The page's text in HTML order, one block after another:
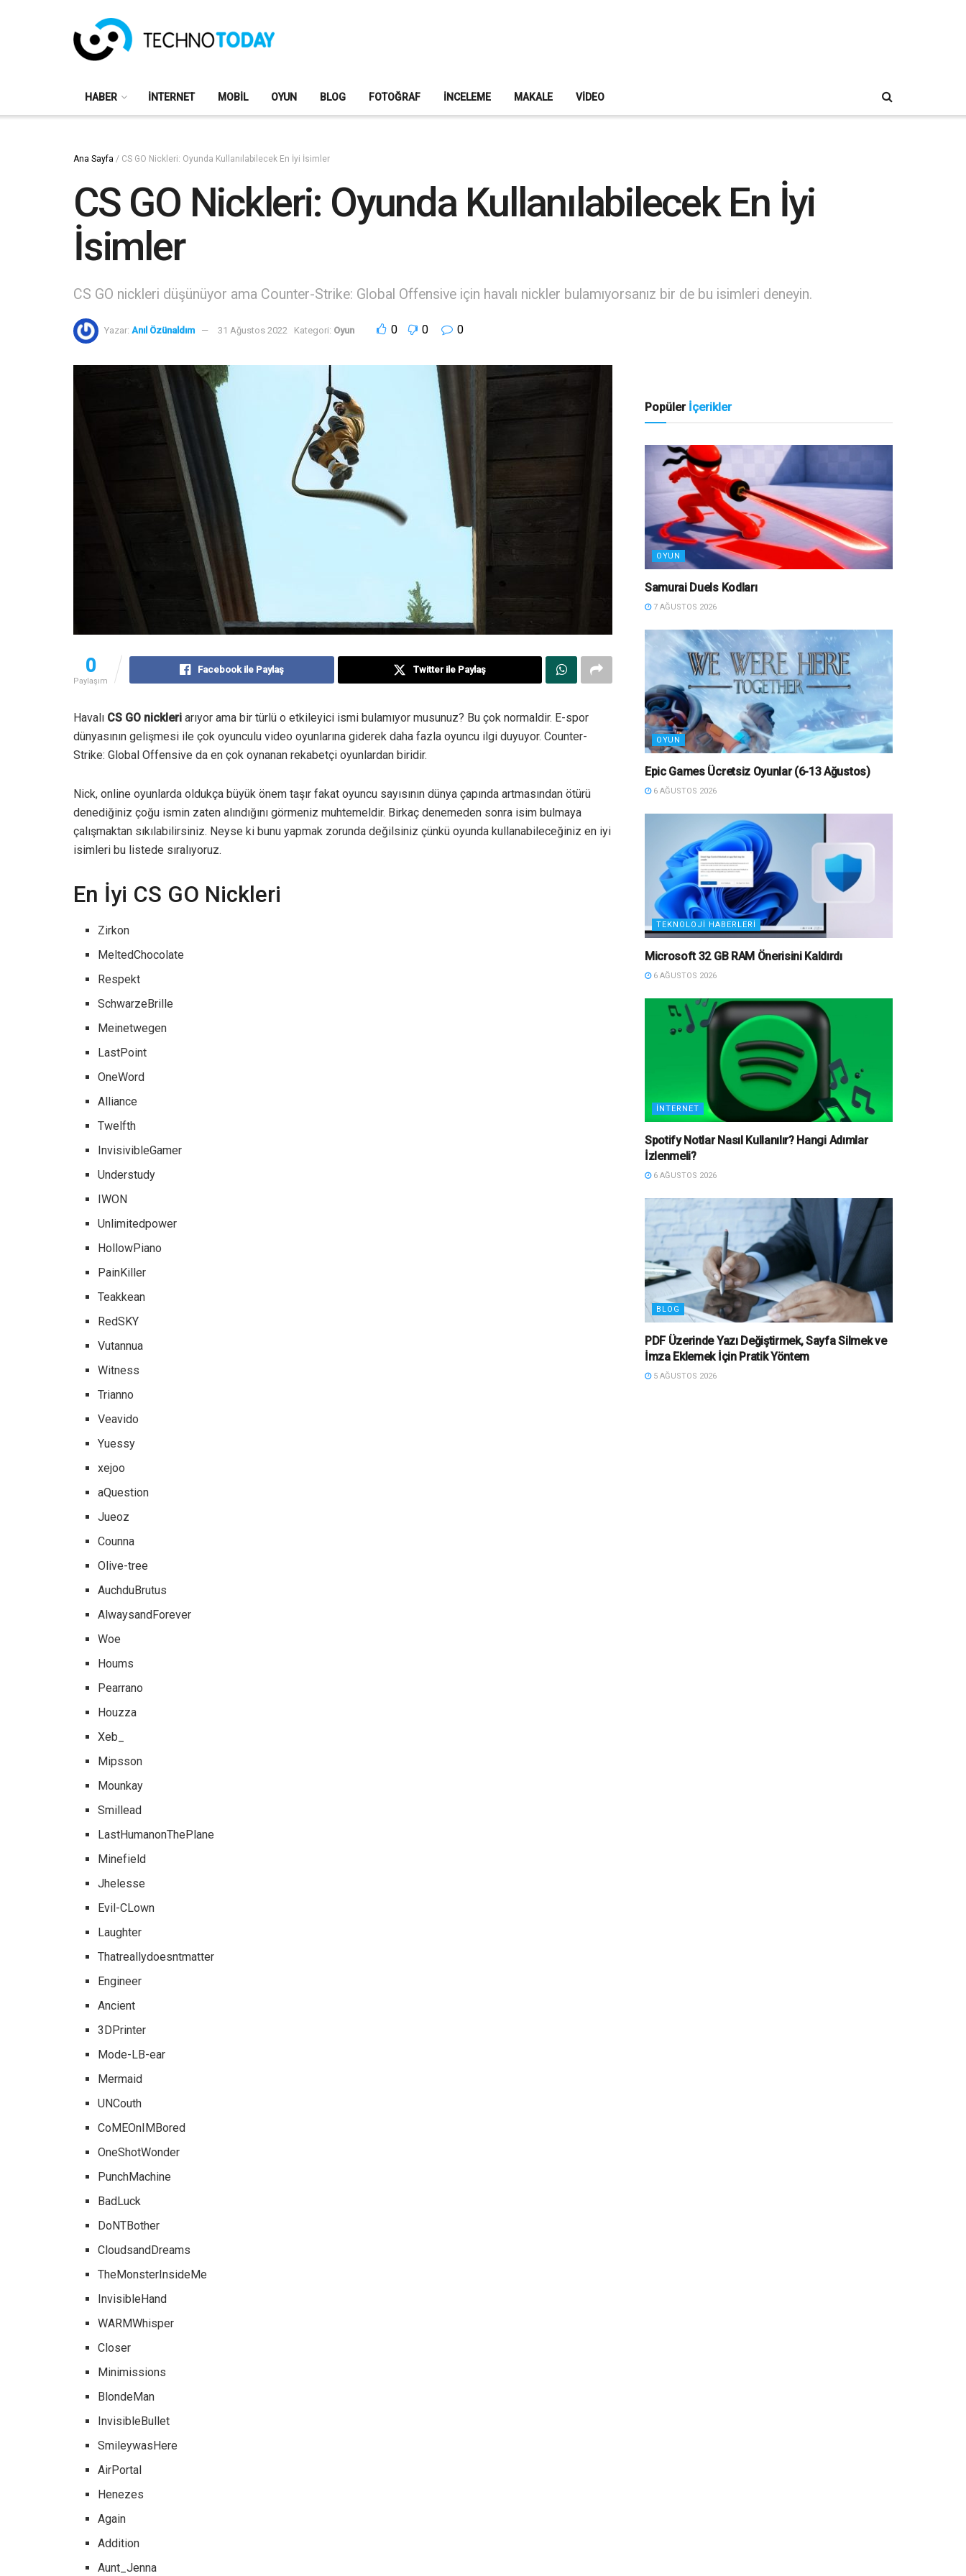
HABER İNTERNET MOBIL OYUN BLOG FOTOĞRAF İNCELEME MAKALE VIDEO
Ana Sayfa / CS GO Nickleri: Oyunda Kullanılabilecek En İyi İsimler
CS GO Nickleri: Oyunda Kullanılabilecek En İyi
İsimler
CS GO nickleri düşünüyor ama Counter-Strike: Global Offensive için havalı nickler bulamıyorsanız bir de bu isimleri deneyin.
Yazar: Anıl Özünaldım 31 Ağustos 2022 Kategori: Oyun 0 0 0
0
Paylaşım
Facebook ile Paylaş Twitter ile Paylaş
Havalı CS GO nickleri arıyor ama bir türlü o etkileyici ismi bulamıyor musunuz? Bu çok normaldir. E-spor
dünyasının gelişmesi ile çok oyunculu video oyunlarına giderek daha fazla oyuncu ilgi duyuyor. Counter-
Strike: Global Offensive da en çok oynanan rekabetçi oyunlardan biridir.
Nick, online oyunlarda oldukça büyük önem taşır fakat oyuncu sayısının dünya çapında artmasından ötürü
denediğiniz çoğu ismin zaten alındığını görmeniz muhtemeldir. Birkaç denemeden sonra isim bulmaya
çalışmaktan sıkılabilirsiniz. Neyse ki bunu yapmak zorunda değilsiniz çünkü oyunda kullanabileceğiniz en iyi
isimleri bu listede sıralıyoruz.
En İyi CS GO Nickleri
Zirkon
MeltedChocolate
Respekt
SchwarzeBrille
Meinetwegen
LastPoint
OneWord
Alliance
Twelfth
InvisivibleGamer
Understudy
IWON
Unlimitedpower
HollowPiano
PainKiller
Teakkean
RedSKY
Vutannua
Witness
Trianno
Veavido
Yuessy
xejoo
aQuestion
Jueoz
Counna
Olive-tree
AuchduBrutus
AlwaysandForever
Woe
Houms
Pearrano
Houzza
Xeb_
Mipsson
Mounkay
Smillead
LastHumanonThePlane
Minefield
Jhelesse
Evil-CLown
Laughter
Thatreallydoesntmatter
Engineer
Ancient
3DPrinter
Mode-LB-ear
Mermaid
UNCouth
CoMEOnIMBored
OneShotWonder
PunchMachine
BadLuck
DoNTBother
CloudsandDreams
TheMonsterInsideMe
InvisibleHand
WARMWhisper
Closer
Minimissions
BlondeMan
InvisibleBullet
SmileywasHere
AirPortal
Henezes
Again
Addition
Aunt_Jenna
Popüler İçerikler
OYUN
Samurai Duels Kodları
7 AĞUSTOS 2026
OYUN
Epic Games Ücretsiz Oyunlar (6-13 Ağustos)
6 AĞUSTOS 2026
TEKNOLOJI HABERLERI
Microsoft 32 GB RAM Önerisini Kaldırdı
6 AĞUSTOS 2026
İNTERNET
Spotify Notlar Nasıl Kullanılır? Hangi Adımlar
İzlenmeli?
6 AĞUSTOS 2026
BLOG
PDF Üzerinde Yazı Değiştirmek, Sayfa Silmek ve
İmza Eklemek İçin Pratik Yöntem
5 AĞUSTOS 2026